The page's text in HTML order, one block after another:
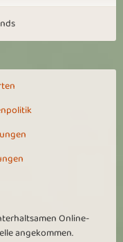
Online-
angekommen.